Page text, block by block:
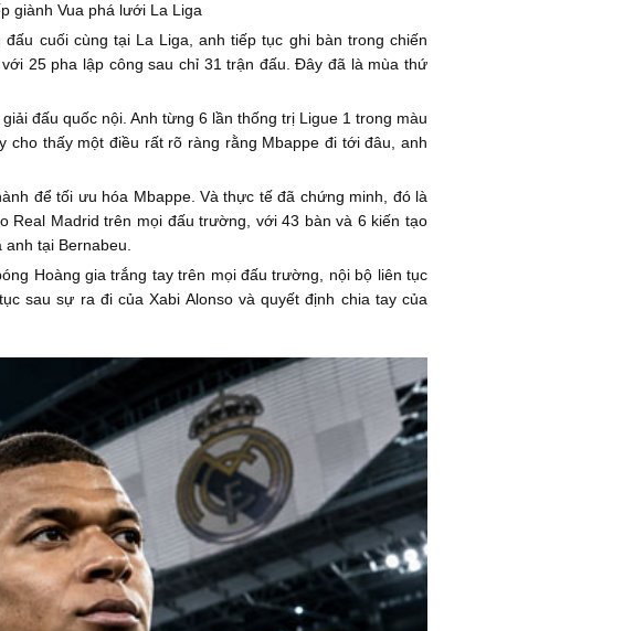
giành Vua phá lưới La Liga
cuối cùng tại La Liga, anh tiếp tục ghi bàn trong chiến
25 pha lập công sau chỉ 31 trận đấu. Đây đã là mùa thứ
đấu quốc nội. Anh từng 6 lần thống trị Ligue 1 trong màu
cho thấy một điều rất rõ ràng rằng Mbappe đi tới đâu, anh
để tối ưu hóa Mbappe. Và thực tế đã chứng minh, đó là
Real Madrid trên mọi đấu trường, với 43 bàn và 6 kiến tạo
tại Bernabeu.
Hoàng gia trắng tay trên mọi đấu trường, nội bộ liên tục
sau sự ra đi của Xabi Alonso và quyết định chia tay của